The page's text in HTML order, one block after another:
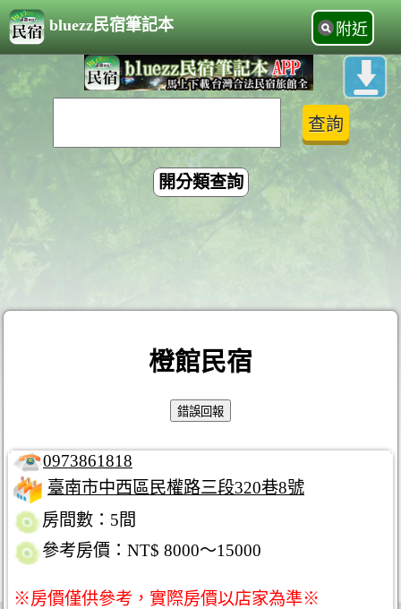
bluezz民宿筆記本 附近
開分類查詢
橙館民宿
0973861818
臺南市中西區民權路三段320巷8號
房間數：5間
參考房價：NT$ 8000～15000
※房價僅供參考，實際房價以店家為準※